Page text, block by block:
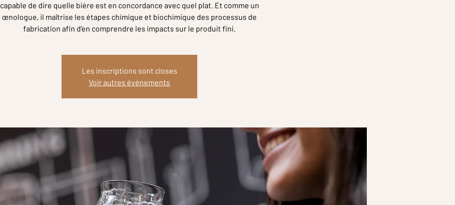
capable de dire quelle bière est en concordance avec quel plat. Et comme un
œnologue, il maîtrise les étapes chimique et biochimique des processus de
fabrication afin d’en comprendre les impacts sur le produit fini.
Les inscriptions sont closes
Voir autres événements